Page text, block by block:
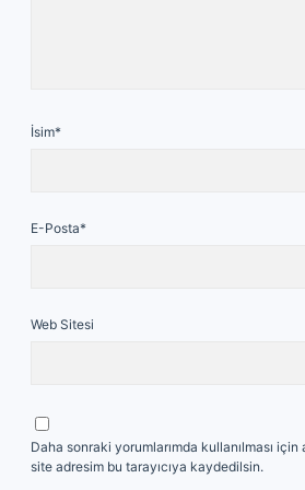
İsim*
E-Posta*
Web Sitesi
Daha sonraki yorumlarımda kullanılması
site adresim bu tarayıcıya kaydedilsin.